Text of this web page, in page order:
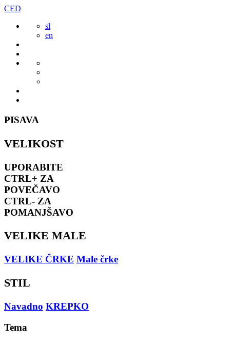
Preskoči
vsebine
CED
sl
en
PISAVA
VELIKOST
UPORABITE
CTRL+ ZA
POVEČAVO
CTRL- ZA
POMANJŠAVO
VELIKE MALE
VELIKE ČRKE Male črke
STIL
Navadno KREPKO
Tema